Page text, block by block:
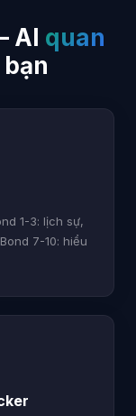
AI quan
1-3: lịch sự,
7-10: hiểu